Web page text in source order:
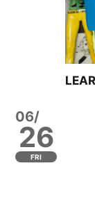
06/
26
FRI